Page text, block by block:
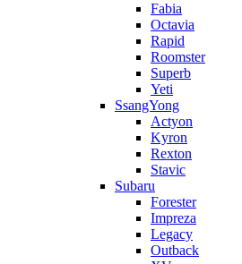
Fabia
Octavia
Rapid
Roomster
Superb
Yeti
SsangYong
Actyon
Kyron
Rexton
Stavic
Subaru
Forester
Impreza
Legacy
Outback